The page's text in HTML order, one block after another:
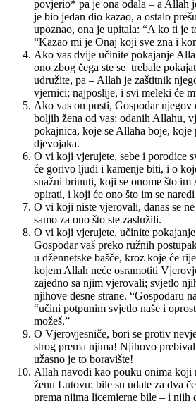
povjerio* pa je ona odala – a Allah
je bio jedan dio kazao, a ostalo
upoznao, ona je upitala: “A ko ti je
“Kazao mi je Onaj koji sve zna i
Ako vas dvije učinite pokajanje
ono zbog čega ste se trebale
udružite, pa – Allah je zaštitnik
vjernici; najposlije, i svi meleki će
Ako vas on pusti, Gospodar njegov
boljih žena od vas; odanih Allahu,
pokajnica, koje se Allaha boje, koje
djevojaka.
O vi koji vjerujete, sebe i porodice
će gorivo ljudi i kamenje biti, i o
snažni brinuti, koji se onome što im
opirati, i koji će ono što im se
O vi koji niste vjerovali, danas se
samo za ono što ste zaslužili.
O vi koji vjerujete, učinite
Gospodar vaš preko ružnih
u džennetske bašče, kroz koje će
kojem Allah neće osramotiti
zajedno sa njim vjerovali; svjetlo
njihove desne strane. “Gospodaru
“učini potpunim svjetlo naše i
možeš.”
O Vjerovjesniče, bori se protiv
strog prema njima! Njihovo
užasno je to boravište!
Allah navodi kao pouku onima koji
ženu Lutovu: bile su udate za dva
prema njima licemjerne bile – i njih